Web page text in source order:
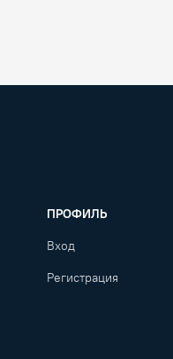
ПРОФИЛЬ
Вход
Регистрация